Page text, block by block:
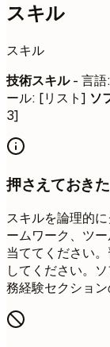
スキル
スキル
技術スキル- 言語
ール: [リスト] ソ
3]
押さえておき
スキルを論理的
ームワーク、ツ
当ててください
してください。
務経験セクション